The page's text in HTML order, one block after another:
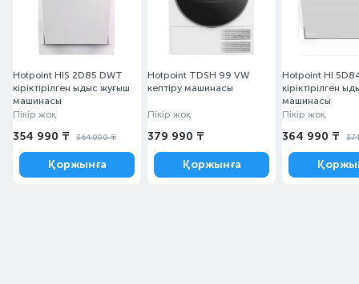
Hotpoint HIS 2D85 DWT
кіріктірілген ыдыс жуғыш
машинасы
Пікір жоқ
354 990 ₸ 364 990 ₸
Қоржынға
Hotpoint TDSH 99 VW
кептіру машинасы
Пікір жоқ
379 990 ₸
Қоржынға
Hotpoint HI
кіріктірілген
машинасы
Пікір жоқ
364 990 ₸